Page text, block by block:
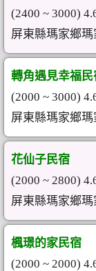
(2400 ~ 3000)
屏東縣瑪家鄉
轉角遇見幸福民
(2000 ~ 3000)
屏東縣瑪家鄉
花仙子民宿
(2000 ~ 2800)
屏東縣瑪家鄉
楓璟的家民宿
(2000 ~ 2000)